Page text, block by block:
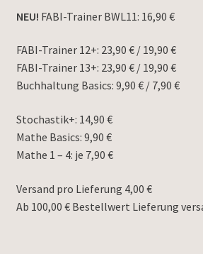
NEU! FABI-Trainer BWL11: 16,90 €
FABI-Trainer 12+: 23,90 € / 19,90 €
FABI-Trainer 13+: 23,90 € / 19,90 €
Buchhaltung Basics: 9,90 € / 7,90 €
Stochastik+: 14,90 €
Mathe Basics: 9,90 €
Mathe 1 – 4: je 7,90 €
Versand pro Lieferung 4,00 €
Ab 100,00 € Bestellwert Lieferung